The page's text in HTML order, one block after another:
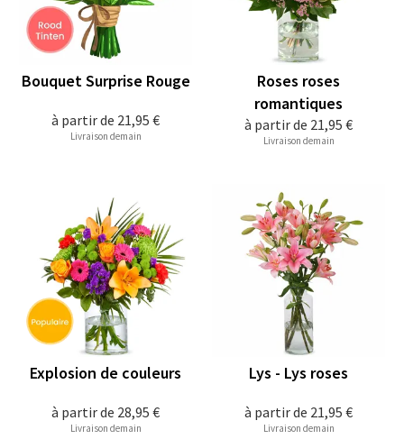
à partir de 21,95 €
Bouquet Surprise Rouge
Livraison demain
à partir de 21,95 €
Roses roses
romantiques
Livraison demain
à partir de 28,95 €
Explosion de couleurs
Livraison demain
à partir de 21,95 €
Lys - Lys roses
Livraison demain